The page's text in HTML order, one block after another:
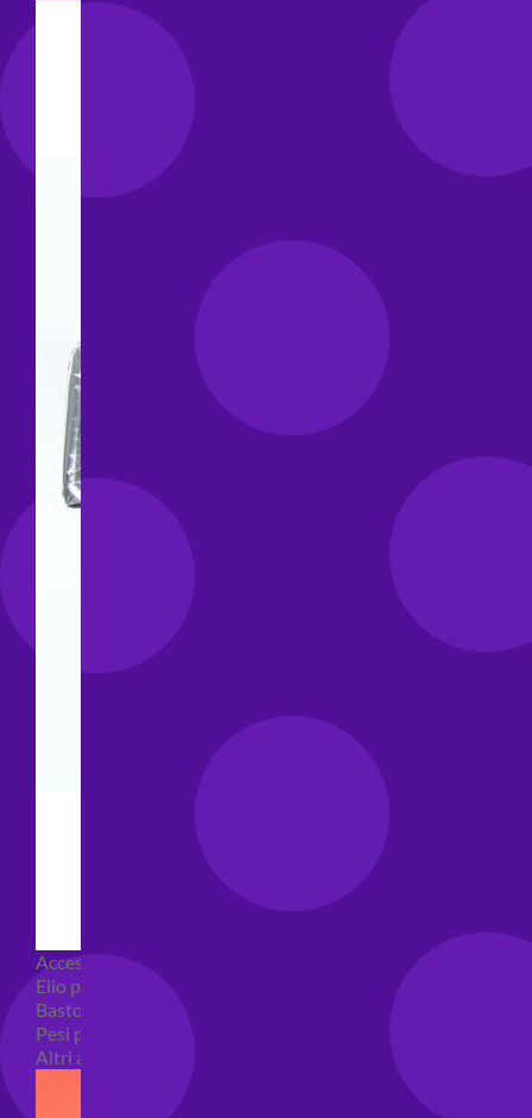
Accessori e Attrezzatura palloncini
Elio per palloncini
Bastoncini per palloncini
Pesi per palloncini
Altri accessori palloncini